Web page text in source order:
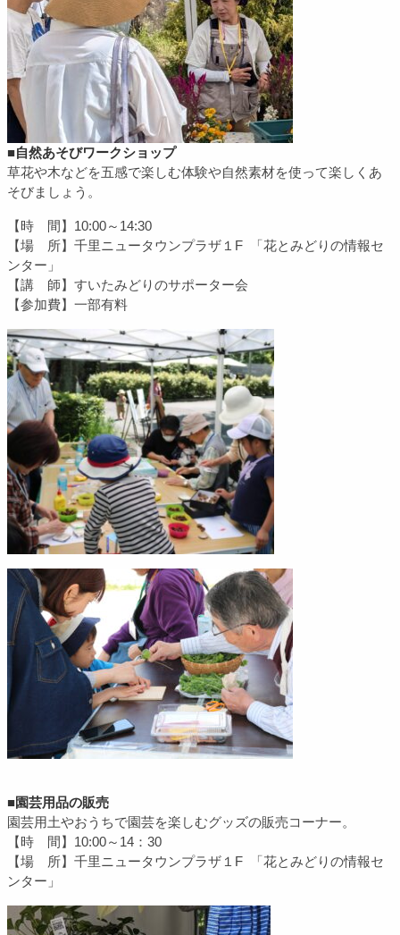
■自然あそびワークショップ
草花や木などを五感で楽しむ体験や自然素材を使って楽しくあ
そびましょう。
【時 間】10:00～14:30
【場 所】千里ニュータウンプラザ１F 「花とみどりの情報セ
ンター」
【講 師】すいたみどりのサポーター会
【参加費】一部有料
■園芸用品の販売
園芸用土やおうちで園芸を楽しむグッズの販売コーナー。
【時 間】10:00～14：30
【場 所】千里ニュータウンプラザ１F 「花とみどりの情報セ
ンター」